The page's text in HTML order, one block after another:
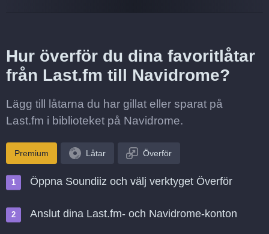
Hur överför du dina favoritlåtar
från Last.fm till Navidrome?
Lägg till låtarna du har gillat eller sparat på
Last.fm i biblioteket på Navidrome.
Premium Låtar Överför
Öppna Soundiiz och välj verktyget Överför
Anslut dina Last.fm- och Navidrome-konton